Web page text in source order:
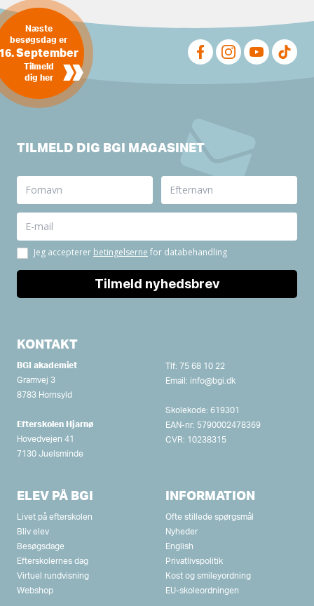
»
Næste
besøgsdag er
September
Tilmeld
dig her
KONTAKT
BGI akademiet
Gramvej 3
8783 Hornsyld
Efterskolen Hjarnø
Hovedvejen 41
7130 Juelsminde
Tlf: 75 68 10 22
Email: info@bgi.dk
Skolekode: 619301
EAN-nr: 5790002478369
CVR: 10238315
ELEV PÅ BGI
Livet på efterskolen
Bliv elev
Besøgsdage
Efterskolernes dag
Virtuel rundvisning
Webshop
INFORMATION
Ofte stillede spørgsmål
Nyheder
English
Privatlivspolitik
Kost og smileyordning
EU-skoleordningen
TILMELD DIG BGI MAGASINET